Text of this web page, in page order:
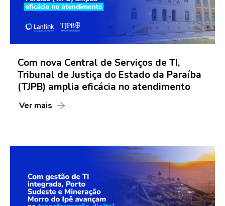
Com nova Central de Serviços de TI,
Tribunal de Justiça do Estado da Paraíba
(TJPB) amplia eficácia no atendimento
Ver mais